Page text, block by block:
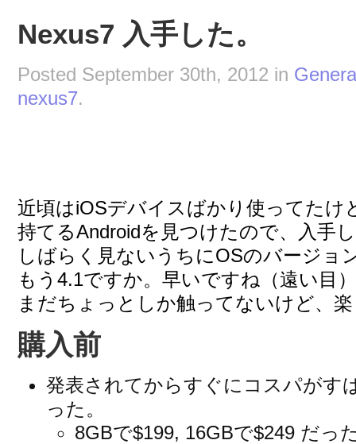
Nexus7 入手した。
Posted September 30th, 2012 in
nexus7.
近頃はiOSデバイスばかり使ってたけ
持てるAndroidを見つけたので、入手
しばらく見ないうちにOSのバージョ
もう4.1ですか。早いですね（遠い目）
まだちょっとしか触ってないけど、
購入前
発表されてからすぐにコスパがす
った。
8GBで$199, 16GBで$249 だっ